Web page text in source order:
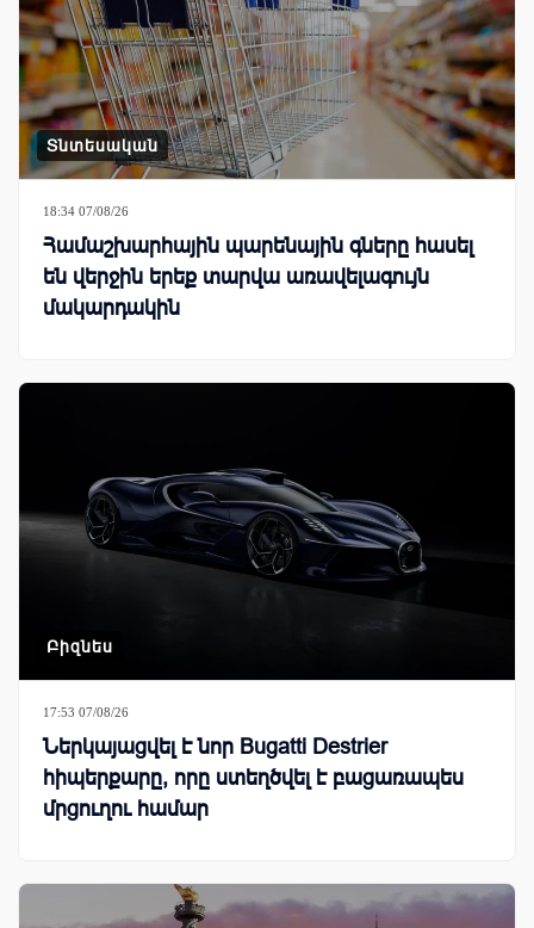
Տնտեսական
18:34 07/08/26
Համաշխարհային պարենային գները հասել
են վերջին երեք տարվա առավելագույն
մակարդակին
Բիզնես
17:53 07/08/26
Ներկայացվել է նոր Bugatti Destrier
հիպերքարը, որը ստեղծվել է բացառապես
մրցուղու համար